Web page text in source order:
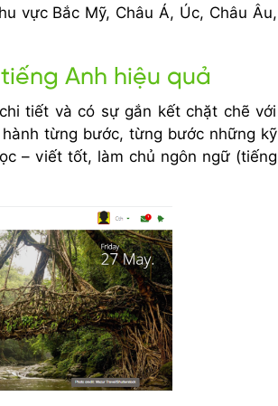
vực Bắc Mỹ, Châu Á, Úc, Châu Âu,
Anh hiệu quả
tiết và có sự gắn kết chặt chẽ với
từng bước, từng bước những kỹ
– viết tốt, làm chủ ngôn ngữ (tiếng